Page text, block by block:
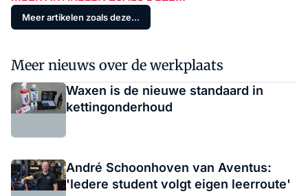
Meer artikelen zoals deze...
Meer nieuws over de werkplaats
Waxen is de nieuwe standaard in
kettingonderhoud
André Schoonhoven van Aventus:
'Iedere student volgt eigen leerroute'